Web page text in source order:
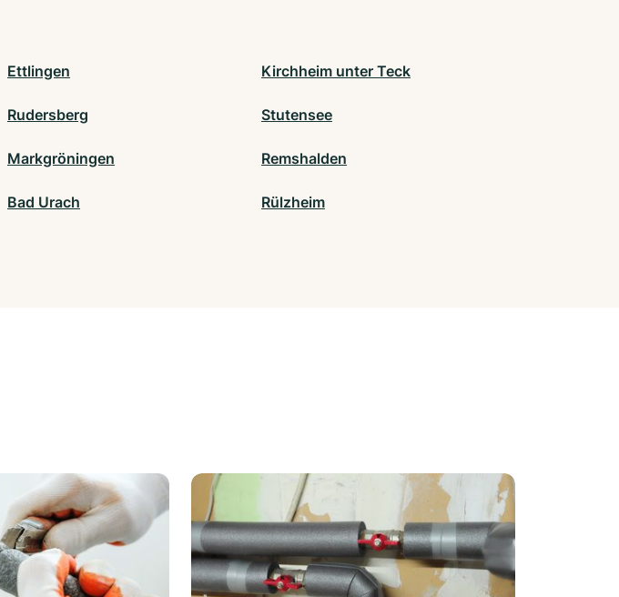
Ettlingen Kirchheim unter Teck
Rudersberg Stutensee
Markgröningen Remshalden
Bad Urach Rülzheim